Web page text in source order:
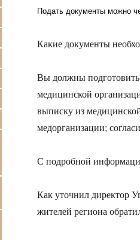
Подать документы можно
Какие документы
Вы должны
медицинской
выписку из
медорганизации;
С подробной
Как уточнил директор
жителей региона